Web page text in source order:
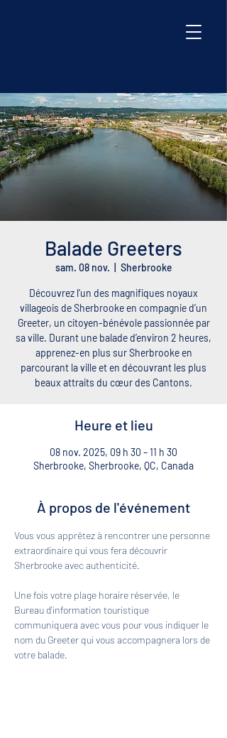
Balade Greeters
sam. 08 nov. Sherbrooke
Découvrez l’un des magnifiques noyaux
villageois de Sherbrooke en compagnie d’un
Greeter, un citoyen-bénévole passionnée par
sa ville. Durant une balade d’environ 2 heures,
apprenez-en plus sur Sherbrooke en
parcourant la ville et en découvrant les plus
beaux attraits du cœur des Cantons.
Heure et lieu
08 nov. 2025, 09 h 30 – 11 h 30
Sherbrooke, Sherbrooke, QC, Canada
À propos de l'événement
Vous vous apprêtez à rencontrer une personne
extraordinaire qui vous fera découvrir
Sherbrooke avec authenticité.
Une fois votre plage horaire réservée, le
Bureau d'information touristique
communiquera avec vous pour vous indiquer le
nom du Greeter qui vous accompagnera lors de
votre balade.